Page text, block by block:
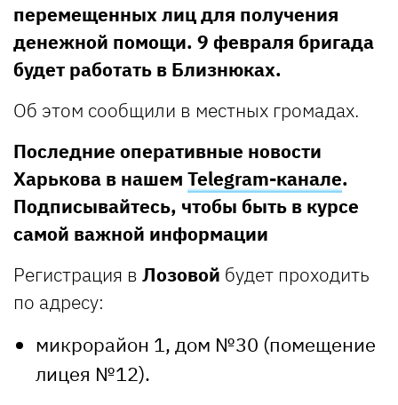
перемещенных лиц для получения
денежной помощи. 9 февраля бригада
будет работать в Близнюках.
Об этом сообщили в местных громадах.
Последние оперативные новости
Харькова в нашем Telegram-канале.
Подписывайтесь, чтобы быть в курсе
самой важной информации
Регистрация в Лозовой будет проходить
по адресу:
микрорайон 1, дом №30 (помещение
лицея №12).